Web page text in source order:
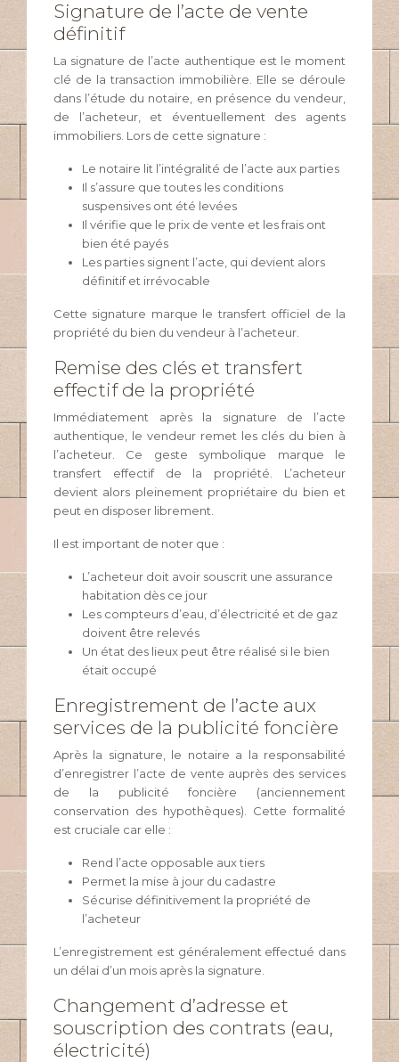
Signature de l’acte de vente
définitif
La signature de l’acte authentique est le moment
clé de la transaction immobilière. Elle se déroule
dans l’étude du notaire, en présence du vendeur,
de l’acheteur, et éventuellement des agents
immobiliers. Lors de cette signature :
Le notaire lit l’intégralité de l’acte aux parties
Il s’assure que toutes les conditions
suspensives ont été levées
Il vérifie que le prix de vente et les frais ont
bien été payés
Les parties signent l’acte, qui devient alors
définitif et irrévocable
Cette signature marque le transfert officiel de la
propriété du bien du vendeur à l’acheteur.
Remise des clés et transfert
effectif de la propriété
Immédiatement après la signature de l’acte
authentique, le vendeur remet les clés du bien à
l’acheteur. Ce geste symbolique marque le
transfert effectif de la propriété. L’acheteur
devient alors pleinement propriétaire du bien et
peut en disposer librement.
Il est important de noter que :
L’acheteur doit avoir souscrit une assurance
habitation dès ce jour
Les compteurs d’eau, d’électricité et de gaz
doivent être relevés
Un état des lieux peut être réalisé si le bien
était occupé
Enregistrement de l’acte aux
services de la publicité foncière
Après la signature, le notaire a la responsabilité
d’enregistrer l’acte de vente auprès des services
de la publicité foncière (anciennement
conservation des hypothèques). Cette formalité
est cruciale car elle :
Rend l’acte opposable aux tiers
Permet la mise à jour du cadastre
Sécurise définitivement la propriété de
l’acheteur
L’enregistrement est généralement effectué dans
un délai d’un mois après la signature.
Changement d’adresse et
souscription des contrats (eau,
électricité)